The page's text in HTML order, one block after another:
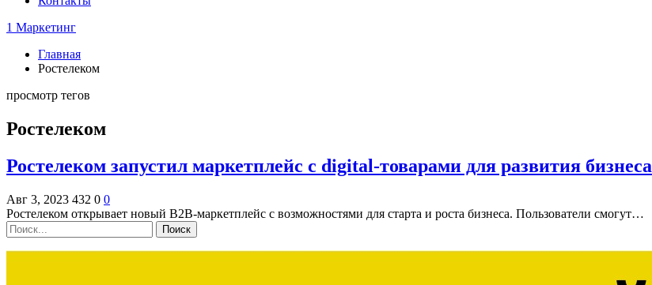
1 Маркетинг
Главная
Ростелеком
просмотр тегов
Ростелеком
Ростелеком запустил маркетплейс с digital-товарами для развития бизнеса
Авг 3, 2023 432 0 0
Ростелеком открывает новый B2B-маркетплейс с возможностями для старта и роста бизнеса. Пользователи смогут…